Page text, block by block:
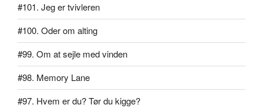
#101. Jeg er tvivleren
#100. Oder om alting
#99. Om at sejle med vinden
#98. Memory Lane
#97. Hvem er du? Tør du kigge?